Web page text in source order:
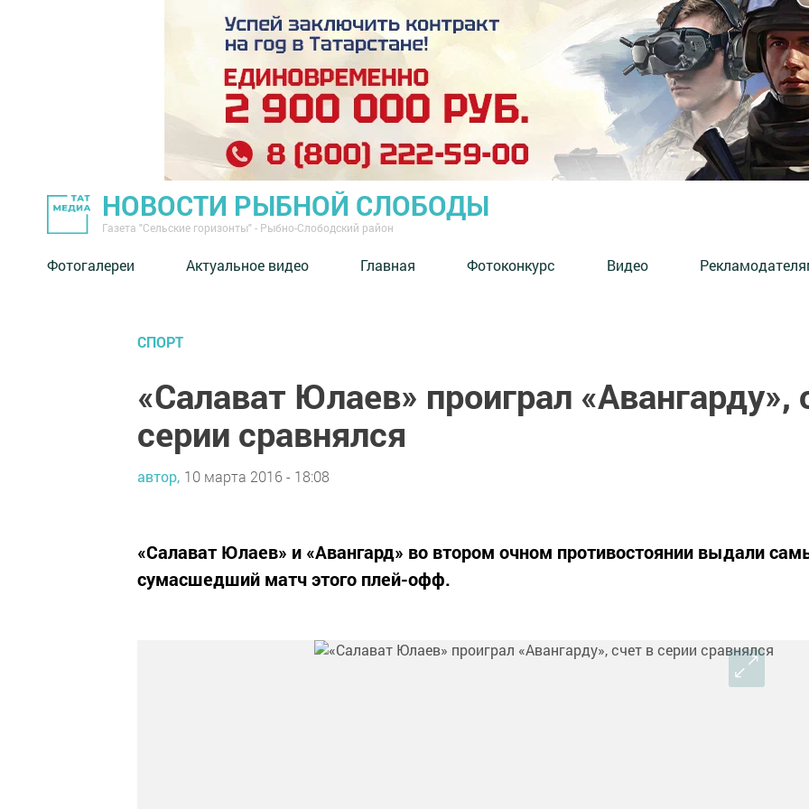
НОВОСТИ РЫБНОЙ СЛОБОДЫ
Газета "Сельские горизонты" - Рыбно-Слободский район
Фотогалереи Актуальное видео Главная Фотоконкурс Видео
СПОРТ
«Салават Юлаев» проиграл «Авангарду»,
серии сравнялся
автор, 10 марта 2016 - 18:08
«Салават Юлаев» и «Авангард» во втором очном противостоянии выдали
сумасшедший матч этого плей-офф.